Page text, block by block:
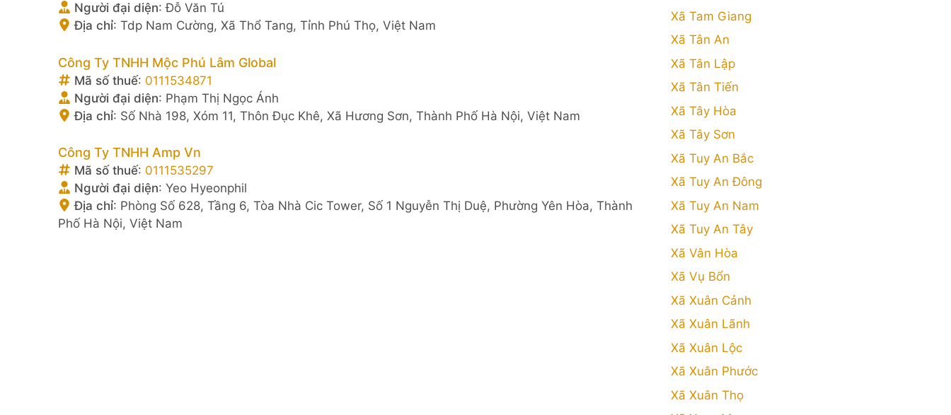
Người đại diện:Đỗ Văn Tú
Địa chỉ: Tdp Nam Cường, Xã Thổ Tang, Tỉnh Phú Thọ, Việt Nam
Công Ty TNHH Mộc Phú Lâm Global
Mã số thuế: 0111534871
Người đại diện: Phạm Thị Ngọc Ánh
Địa chỉ: Số Nhà 198, Xóm 11, Thôn Đục Khê, Xã Hương Sơn, Thành Phố Hà Nội, Việt Nam
Công Ty TNHH Amp Vn
Mã số thuế: 0111535297
Người đại diện: Yeo Hyeonphil
Địa chỉ: Phòng Số 628, Tầng 6, Tòa Nhà Cic Tower, Số 1 Nguyễn Thị Duệ, Phường Yên Hòa, Thành
Phố Hà Nội, Việt Nam
Xã Tam Giang
Xã Tân An
Xã Tân Lập
Xã Tân Tiến
Xã Tây Hòa
Xã Tây Sơn
Xã Tuy An Bắc
Xã Tuy An Đông
Xã Tuy An Nam
Xã Tuy An Tây
Xã Vân Hòa
Xã Vụ Bổn
Xã Xuân Cảnh
Xã Xuân Lãnh
Xã Xuân Lộc
Xã Xuân Phước
Xã Xuân Thọ